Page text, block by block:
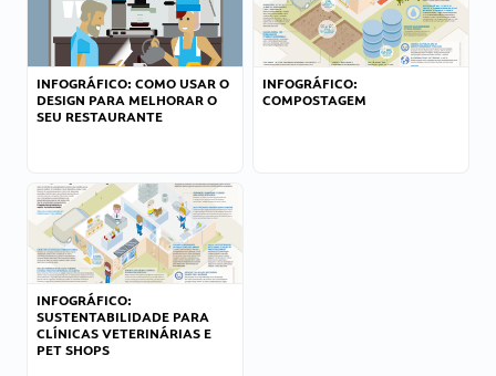
INFOGRÁFICO: COMO USAR O
DESIGN PARA MELHORAR O
SEU RESTAURANTE
INFOGRÁFICO:
COMPOSTAGEM
INFOGRÁFICO:
SUSTENTABILIDADE PARA
CLÍNICAS VETERINÁRIAS E
PET SHOPS